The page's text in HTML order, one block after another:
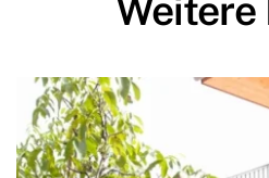
Weitere